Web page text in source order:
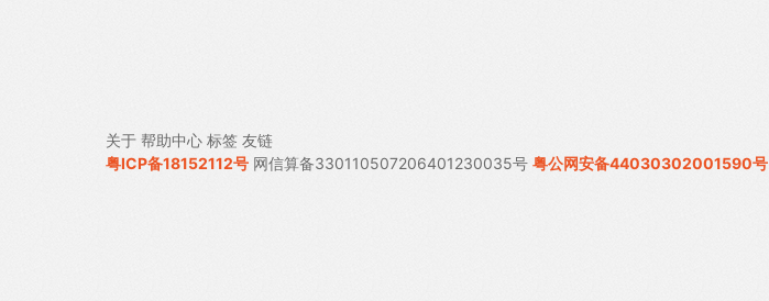
关于 帮助中心 标签 友链
粤ICP备18152112号 网信算备330110507206401230035号 粤公网安备44030302001590号